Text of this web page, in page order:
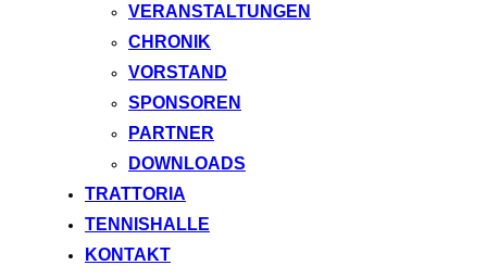
VERANSTALTUNGEN
CHRONIK
VORSTAND
SPONSOREN
PARTNER
DOWNLOADS
TRATTORIA
TENNISHALLE
KONTAKT